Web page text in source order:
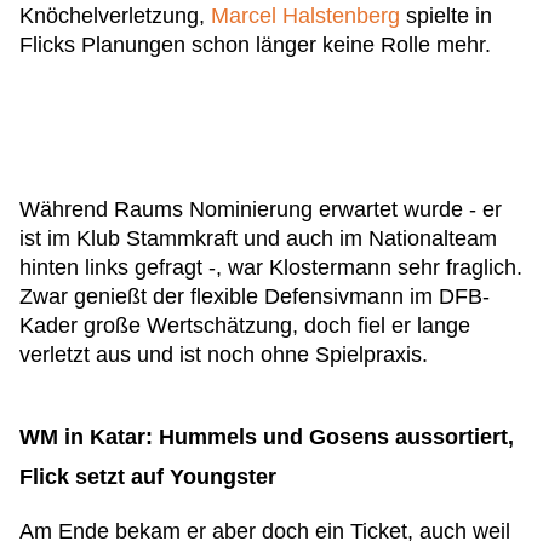
Knöchelverletzung, Marcel Halstenberg spielte in
Flicks Planungen schon länger keine Rolle mehr.
Während Raums Nominierung erwartet wurde - er
ist im Klub Stammkraft und auch im Nationalteam
hinten links gefragt -, war Klostermann sehr fraglich.
Zwar genießt der flexible Defensivmann im DFB-
Kader große Wertschätzung, doch fiel er lange
verletzt aus und ist noch ohne Spielpraxis.
WM in Katar: Hummels und Gosens aussortiert,
Flick setzt auf Youngster
Am Ende bekam er aber doch ein Ticket, auch weil